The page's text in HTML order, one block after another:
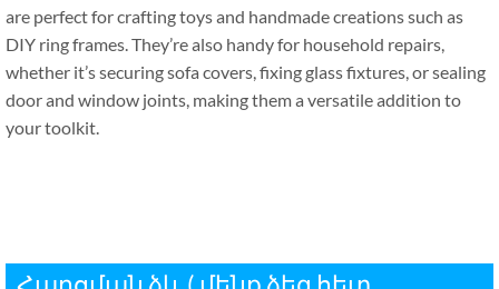
are perfect for crafting toys and handmade creations such as
DIY ring frames.They’re also handy for household repairs,
whether it’s securing sofa covers,fixing glass fixtures,or sealing
door and window joints, making them a versatile addition to
your toolkit.